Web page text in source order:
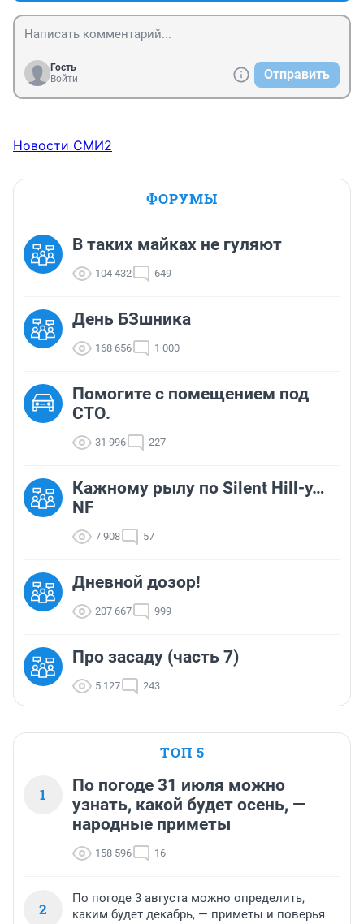
Гость
Войти
Отправить
Новости СМИ2
ФОРУМЫ
В таких майках не гуляют
104 432 649
День БЗшника
168 656 1 000
Помогите с помещением под
СТО.
31 996 227
Кажному рылу по Silent Hill-у…
NF
7 908 57
Дневной дозор!
207 667 999
Про засаду (часть 7)
5 127 243
ТОП 5
1
По погоде 31 июля можно
узнать, какой будет осень, —
народные приметы
158 596 16
2
По погоде 3 августа можно определить,
каким будет декабрь, — приметы и поверья